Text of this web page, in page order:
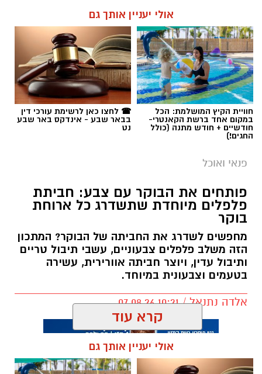
אולי יעניין אותך גם
חוויית הקיץ המושלמת: הכל
במקום אחד ברשת הקאנטרי-
חודשיים + חודש מתנה (כולל
החגים!)
☎ לחצו כאן לרשימת עורכי דין
בבאר שבע - אינדקס באר שבע
נט
פנאי ואוכל
פותחים את הבוקר עם צבע: חביתת
פלפלים מיוחדת שתשדרג כל ארוחת
בוקר
מחפשים לשדרג את החביתה של הבוקר? המתכון
הזה משלב פלפלים צבעוניים, עשבי תיבול טריים
ותיבול עדין, ויוצר חביתה אוורירית, עשירה
בטעמים וצבעונית במיוחד.
אלדה נתנאל / 10:21 07.08.26
קרא עוד
אולי יעניין אותך גם